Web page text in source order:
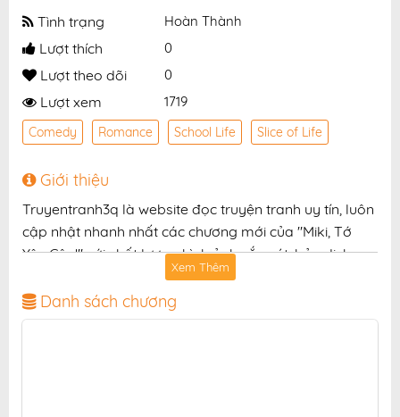
Tình trạng Hoàn Thành
Lượt thích 0
Lượt theo dõi 0
Lượt xem 1719
Comedy Romance School Life Slice of Life
Giới thiệu
Truyentranh3q là website đọc truyện tranh uy tín, luôn
cập nhật nhanh nhất các chương mới của "Miki, Tớ
Yêu Cậu!" với chất lượng hình ảnh sắc nét, bản dịch
chuẩn và giao diện thân thiện, mang đến trải nghiệm
đọc truyện hấp dẫn, tiện lợi, hoàn toàn miễn phí cho
độc giả yêu thích truyện tranh online.
Xem Thêm
Danh sách chương